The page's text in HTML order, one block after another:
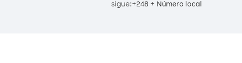
sigue:+248 + Número local